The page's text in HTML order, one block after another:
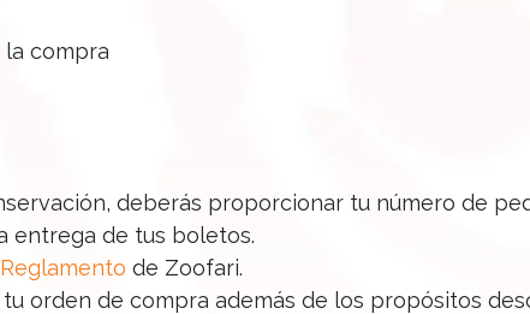
la compra
deberás proporcionar tu número de
entrega de tus boletos.
Reglamento de Zoofari.
orden de compra además de los propósitos